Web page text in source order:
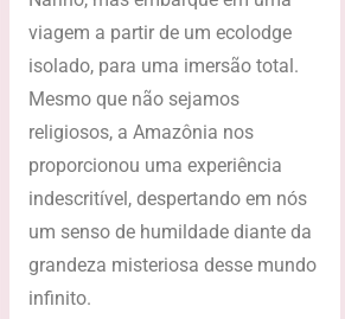
viagem a partir de um ecolodge
isolado, para uma imersão total.
Mesmo que não sejamos
religiosos, a Amazônia nos
proporcionou uma experiência
indescritível, despertando em nós
um senso de humildade diante da
grandeza misteriosa desse mundo
infinito.